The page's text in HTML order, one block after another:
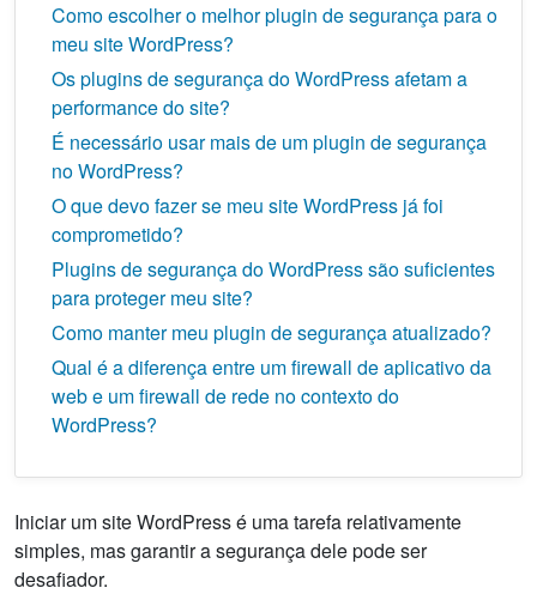
Como escolher o melhor plugin de segurança para o
meu site WordPress?
Os plugins de segurança do WordPress afetam a
performance do site?
É necessário usar mais de um plugin de segurança
no WordPress?
O que devo fazer se meu site WordPress já foi
comprometido?
Plugins de segurança do WordPress são suficientes
para proteger meu site?
Como manter meu plugin de segurança atualizado?
Qual é a diferença entre um firewall de aplicativo da
web e um firewall de rede no contexto do
WordPress?
Iniciar um site WordPress é uma tarefa relativamente
simples, mas garantir a segurança dele pode ser
desafiador.